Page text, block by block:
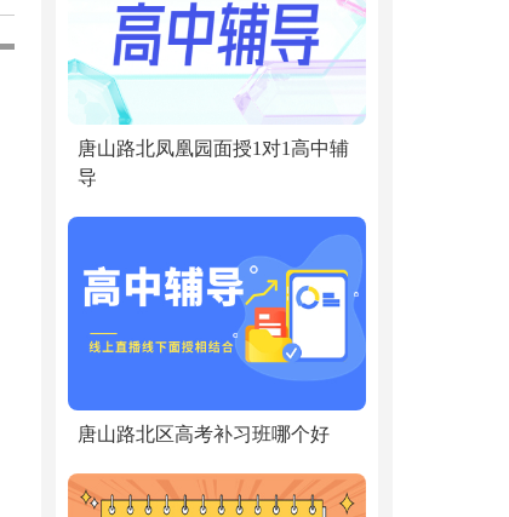
唐山路北凤凰园面授1对1高中辅
导
唐山路北区高考补习班哪个好